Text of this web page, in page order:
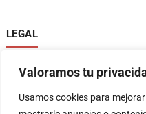
Valoramos tu
Usamos cookies para
LEGAL
Política de privacidad
Política de devoluciones y
Términos y condiciones